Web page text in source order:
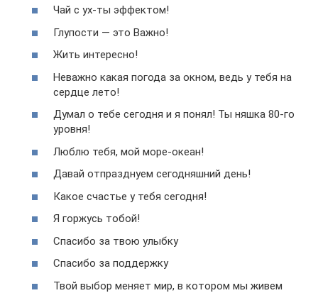
Чай с ух-ты эффектом!
Глупости — это Важно!
Жить интересно!
Неважно какая погода за окном, ведь у тебя на
сердце лето!
Думал о тебе сегодня и я понял! Ты няшка 80-го
уровня!
Люблю тебя, мой море-океан!
Давай отпразднуем сегодняшний день!
Какое счастье у тебя сегодня!
Я горжусь тобой!
Спасибо за твою улыбку
Спасибо за поддержку
Твой выбор меняет мир, в котором мы живем